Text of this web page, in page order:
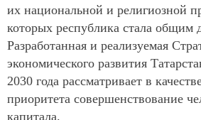
их национальной и религиозной
которых республика стала общим
Разработанная и реализуемая
экономического развития
2030 года рассматривает в
приоритета совершенствование
капитала.